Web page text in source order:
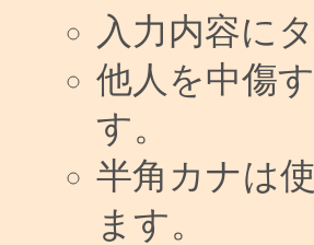
入力内容に
他人を中傷
す。
半角カナは
ます。